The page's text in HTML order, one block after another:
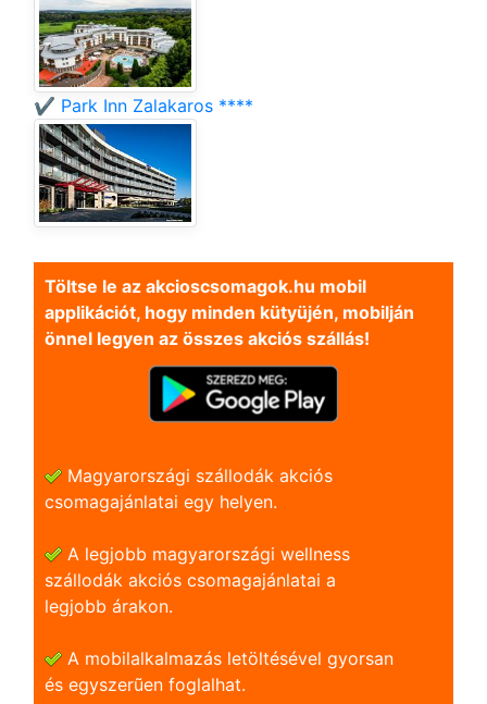
✔️ Park Inn Zalakaros ****
Töltse le az akcioscsomagok.hu mobil
applikációt, hogy minden kütyüjén, mobilján
önnel legyen az összes akciós szállás!
Magyarországi szállodák akciós
csomagajánlatai egy helyen.
A legjobb magyarországi wellness
szállodák akciós csomagajánlatai a
legjobb árakon.
A mobilalkalmazás letöltésével gyorsan
és egyszerũen foglalhat.